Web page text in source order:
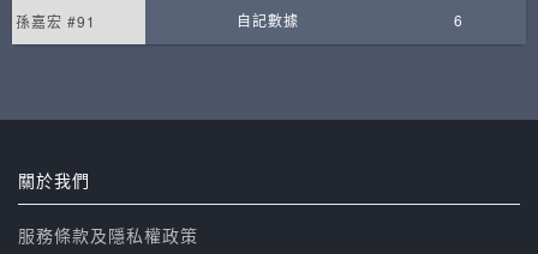
孫嘉宏 #91 自記數據 6
關於我們
服務條款及隱私權政策